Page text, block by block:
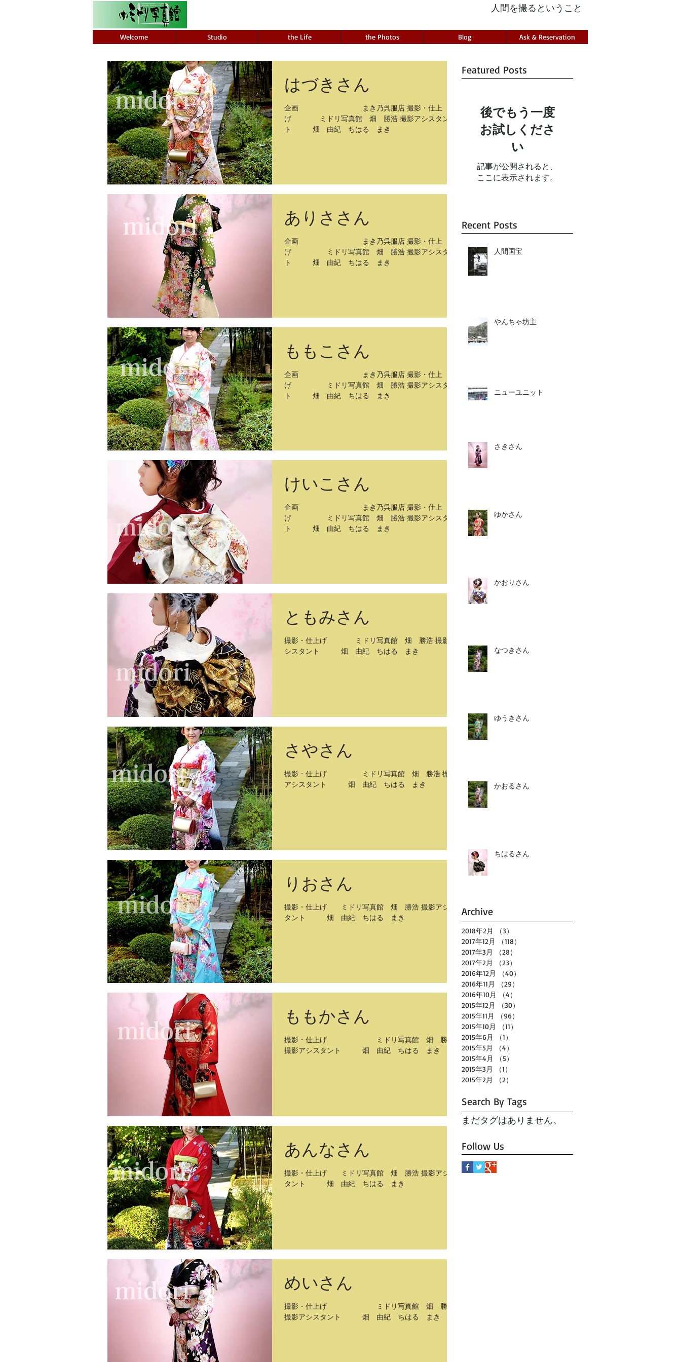
人間を撮るということ
Welcome Studio the Life the Photos Blog Ask & Reservation
はづきさん
企画 まき乃呉服店 撮影・仕上
げ ミドリ写真館 畑 勝浩 撮影アシスタン
ト 畑 由紀 ちはる まき
ありささん
企画 まき乃呉服店 撮影・仕上
げ ミドリ写真館 畑 勝浩 撮影アシスタン
ト 畑 由紀 ちはる まき
ももこさん
企画 まき乃呉服店 撮影・仕上
げ ミドリ写真館 畑 勝浩 撮影アシスタン
ト 畑 由紀 ちはる まき
けいこさん
企画 まき乃呉服店 撮影・仕上
げ ミドリ写真館 畑 勝浩 撮影アシスタン
ト 畑 由紀 ちはる まき
ともみさん
撮影・仕上げ ミドリ写真館 畑 勝浩 撮影ア
シスタント 畑 由紀 ちはる まき
さやさん
撮影・仕上げ ミドリ写真館 畑 勝浩 撮影
アシスタント 畑 由紀 ちはる まき
りおさん
撮影・仕上げ ミドリ写真館 畑 勝浩 撮影アシス
タント 畑 由紀 ちはる まき
ももかさん
撮影・仕上げ ミドリ写真館 畑 勝浩
撮影アシスタント 畑 由紀 ちはる まき
あんなさん
撮影・仕上げ ミドリ写真館 畑 勝浩 撮影アシス
タント 畑 由紀 ちはる まき
めいさん
撮影・仕上げ ミドリ写真館 畑 勝浩
撮影アシスタント 畑 由紀 ちはる まき
Featured Posts
後でもう一度
お試しくださ
い
記事が公開されると、
ここに表示されます。
Recent Posts
人間国宝
やんちゃ坊主
ニューユニット
さきさん
ゆかさん
かおりさん
なつきさん
ゆうきさん
かおるさん
ちはるさん
Archive
2018年2月 （3）
2017年12月
（118）
2017年3月
（28）
2017年2月
（23）
2016年12月
（40）
2016年11月
（29）
2016年10月
（4）
2015年12月
（30）
2015年11月
（96）
2015年10月
（11）
2015年6月
（1）
2015年5月
（4）
2015年4月
（5）
2015年3月
（1）
2015年2月
（2）
Search By Tags
まだタグはありません。
Follow Us